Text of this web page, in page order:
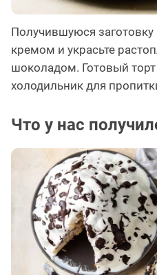
Получившуюся
кремом и украсьте
шоколадом. Готовый торт
холодильник для
Что у нас